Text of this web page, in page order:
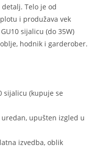
Telo je od
i produžava vek
sijalicu (do 35W)
hodnik i garderober.
sijalicu (kupuje se
uredan, upušten izgled u
izvedba, oblik